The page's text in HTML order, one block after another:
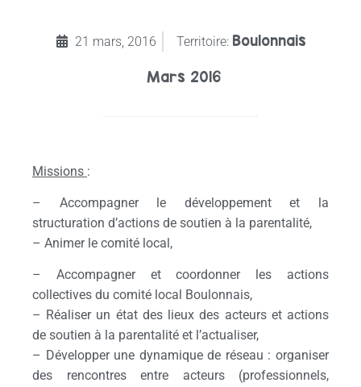
21 mars, 2016 Territoire: Boulonnais
Mars 2016
Missions :
– Accompagner le développement et la
structuration d’actions de soutien à la parentalité,
– Animer le comité local,
– Accompagner et coordonner les actions
collectives du comité local Boulonnais,
– Réaliser un état des lieux des acteurs et actions
de soutien à la parentalité et l’actualiser,
– Développer une dynamique de réseau : organiser
des rencontres entre acteurs (professionnels,